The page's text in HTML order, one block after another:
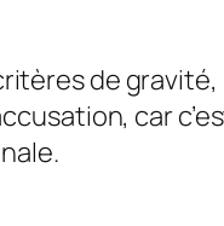
de gravité,
car